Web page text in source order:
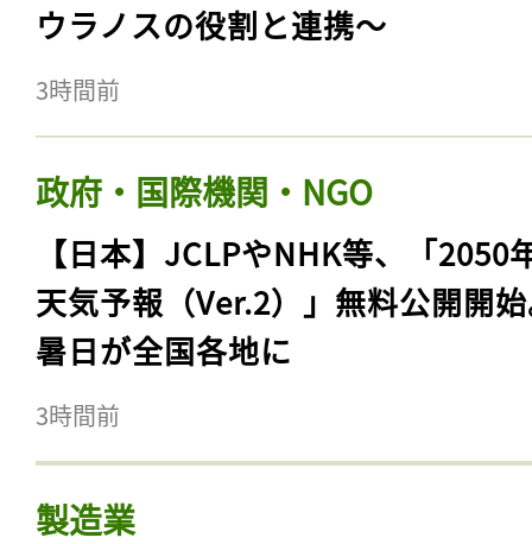
ウラノスの役割と連携〜
3時間前
政府・国際機関・NGO
【日本】JCLPやNHK等、「2050
天気予報（Ver.2）」無料公開開
暑日が全国各地に
3時間前
製造業